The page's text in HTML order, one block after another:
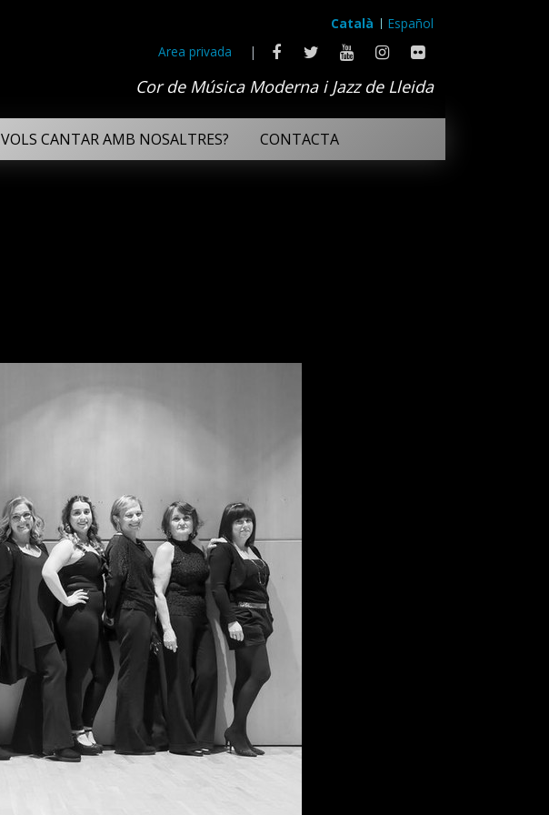
Català
Español
Area privada
|
Cor de Música Moderna i Jazz de Lleida
VOLS CANTAR AMB NOSALTRES? CONTACTA